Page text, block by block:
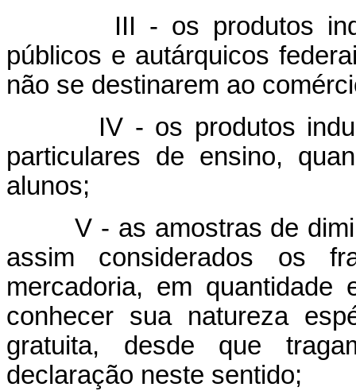
III - os produtos
públicos e autárquicos
não se destinarem ao
IV - os produtos
particulares de ensino,
alunos;
V - as amostras de
assim considerados os
mercadoria, em quantidade
conhecer sua natureza
gratuita, desde que
declaração neste sentido;